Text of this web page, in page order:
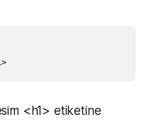
<h1> <span>Selam</span> </h1>
<h1> etiketine